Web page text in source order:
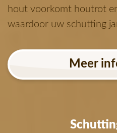
hout voorkomt houtrot
waardoor uw schutting
Meer